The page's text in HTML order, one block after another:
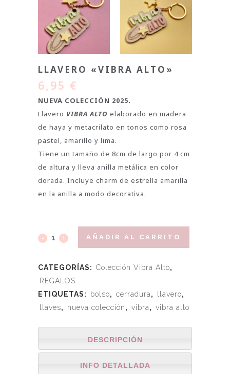
LLAVERO «VIBRA ALTO»
6,95 €
NUEVA COLECCIÓN 2025.
Llavero VIBRA ALTO elaborado en madera
de haya y metacrilato en tonos como rosa
pastel, amarillo y lima.
Tiene un tamaño de 8cm de largo por 4 cm
de altura y lleva anilla metálica en color
dorada. Incluye charm de estrella amarilla
en la anilla a modo decorativa.
AÑADIR AL CARRITO
CATEGORÍAS: Colección Vibra Alto,
REGALOS
ETIQUETAS:
bolso, cerradura, llavero,
llaves, nueva colección, vibra, vibra alto
DESCRIPCIÓN
INFO DETALLADA